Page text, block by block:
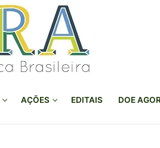
AÇÕES EDITAIS DOE